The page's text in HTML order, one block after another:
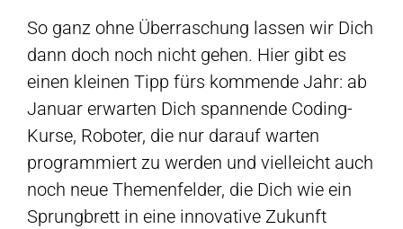
So ganz ohne Überraschung lassen wir Dich
dann doch noch nicht gehen. Hier gibt es
einen kleinen Tipp fürs kommende Jahr: ab
Januar erwarten Dich spannende Coding-
Kurse, Roboter, die nur darauf warten
programmiert zu werden und vielleicht auch
noch neue Themenfelder, die Dich wie ein
Sprungbrett in eine innovative Zukunft